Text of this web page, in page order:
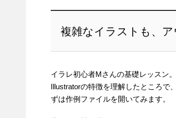
複雑なイラストも、
イラレ初心者Mさんの基礎レッスン。
Illustratorの特徴を理解したところ
ずは作例ファイルを開いてみます。